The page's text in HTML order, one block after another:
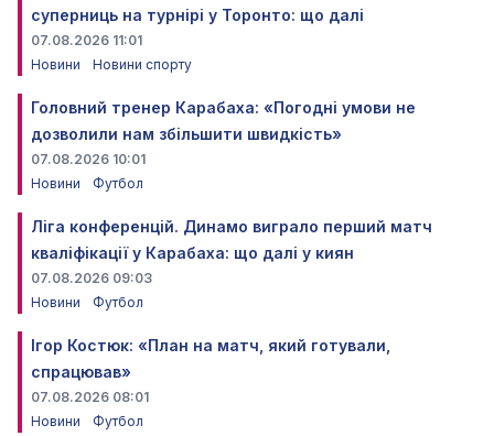
суперниць на турнірі у Торонто: що далі
07.08.2026 11:01
Новини
Новини спорту
Головний тренер Карабаха: «Погодні умови не
дозволили нам збільшити швидкість»
07.08.2026 10:01
Новини
Футбол
Ліга конференцій. Динамо виграло перший матч
кваліфікації у Карабаха: що далі у киян
07.08.2026 09:03
Новини
Футбол
Ігор Костюк: «План на матч, який готували,
спрацював»
07.08.2026 08:01
Новини
Футбол